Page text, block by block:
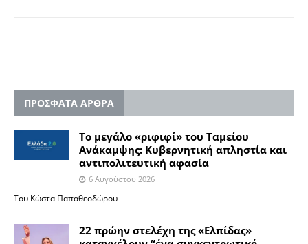
ΠΡΟΣΦΑΤΑ ΑΡΘΡΑ
Το μεγάλο «ριφιφί» του Ταμείου
Ανάκαμψης: Κυβερνητική απληστία και
αντιπολιτευτική αφασία
6 Αυγούστου 2026
Του Κώστα Παπαθεοδώρου
22 πρώην στελέχη της «Ελπίδας»